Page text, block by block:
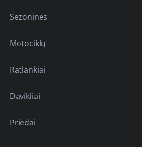
Sezoninės
Motociklų
Ratlankiai
Davikliai
Priedai